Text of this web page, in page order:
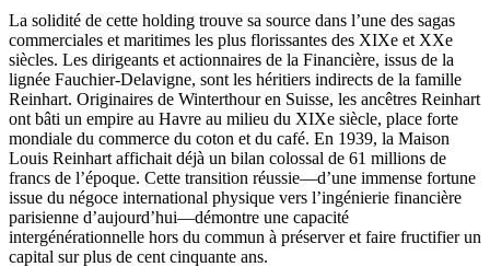
La solidité de cette holding trouve sa source dans l’une des sagas
commerciales et maritimes les plus florissantes des XIXe et XXe
siècles. Les dirigeants et actionnaires de la Financière, issus de la
lignée Fauchier-Delavigne, sont les héritiers indirects de la famille
Reinhart. Originaires de Winterthour en Suisse, les ancêtres Reinhart
ont bâti un empire au Havre au milieu du XIXe siècle, place forte
mondiale du commerce du coton et du café. En 1939, la Maison
Louis Reinhart affichait déjà un bilan colossal de 61 millions de
francs de l’époque. Cette transition réussie—d’une immense fortune
issue du négoce international physique vers l’ingénierie financière
parisienne d’aujourd’hui—démontre une capacité
intergénérationnelle hors du commun à préserver et faire fructifier un
capital sur plus de cent cinquante ans.